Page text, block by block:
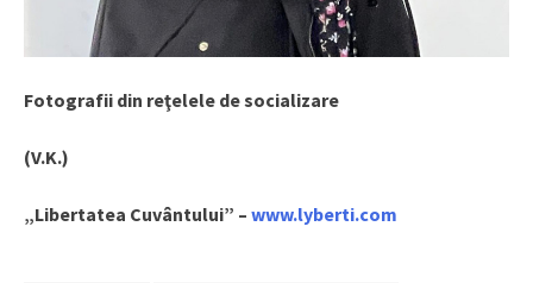
Fotografii din reţelele de socializare
(V.K.)
„Libertatea Cuvântului” – www.lyberti.com